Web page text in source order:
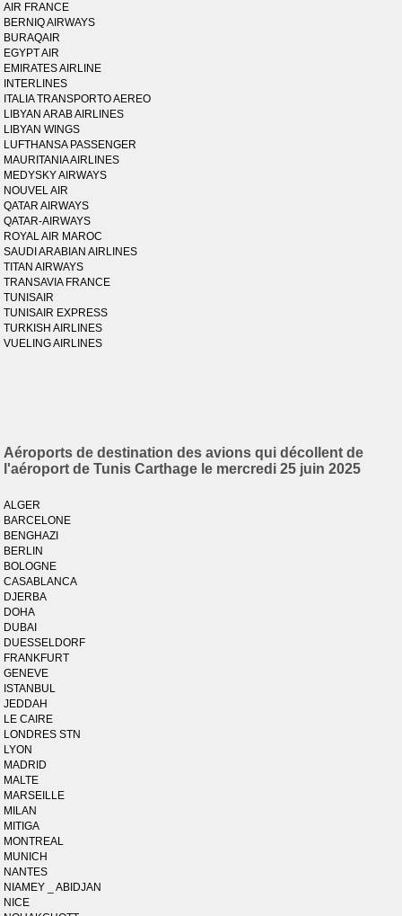
AIR FRANCE
BERNIQ AIRWAYS
BURAQAIR
EGYPT AIR
EMIRATES AIRLINE
INTERLINES
ITALIA TRANSPORTO AEREO
LIBYAN ARAB AIRLINES
LIBYAN WINGS
LUFTHANSA PASSENGER
MAURITANIA AIRLINES
MEDYSKY AIRWAYS
NOUVEL AIR
QATAR AIRWAYS
QATAR-AIRWAYS
ROYAL AIR MAROC
SAUDI ARABIAN AIRLINES
TITAN AIRWAYS
TRANSAVIA FRANCE
TUNISAIR
TUNISAIR EXPRESS
TURKISH AIRLINES
VUELING AIRLINES
Aéroports de destination des avions qui décollent de
l'aéroport de Tunis Carthage le mercredi 25 juin 2025
ALGER
BARCELONE
BENGHAZI
BERLIN
BOLOGNE
CASABLANCA
DJERBA
DOHA
DUBAI
DUESSELDORF
FRANKFURT
GENEVE
ISTANBUL
JEDDAH
LE CAIRE
LONDRES STN
LYON
MADRID
MALTE
MARSEILLE
MILAN
MITIGA
MONTREAL
MUNICH
NANTES
NIAMEY _ ABIDJAN
NICE